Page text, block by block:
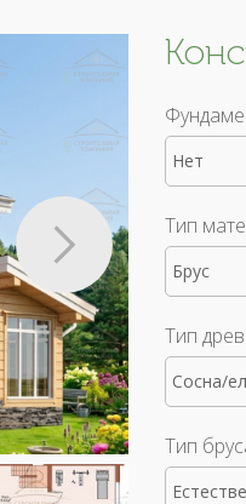
Нет
Тип
Брус
Тип
Сосна/
Тип